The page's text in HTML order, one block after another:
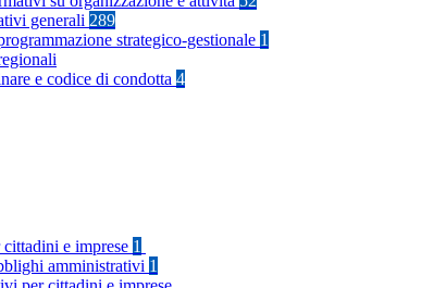
generali 289
strategico-gestionale 1
e codice di condotta 4
e imprese 1
amministrativi 1